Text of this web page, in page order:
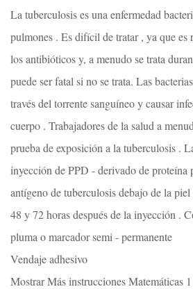
La tuberculosis es una enfermedad
pulmones . Es difícil de tratar , ya que es
los antibióticos y, a menudo se trata
puede ser fatal si no se trata. Las
través del torrente sanguíneo y causar
cuerpo . Trabajadores de la salud a
prueba de exposición a la tuberculosis .
inyección de PPD - derivado de proteína
antígeno de tuberculosis debajo de la
48 y 72 horas después de la inyección .
pluma o marcador semi - permanente
Vendaje adhesivo
Mostrar Más instrucciones Matemáticas 1